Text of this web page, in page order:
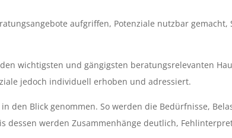
aufgriffen, Potenziale nutzbar
wichtigsten und gängigsten beratungsrelevanten
jedoch individuell erhoben und adressiert.
den Blick genommen. So werden die Bedürfnisse,
dessen werden Zusammenhänge deutlich,